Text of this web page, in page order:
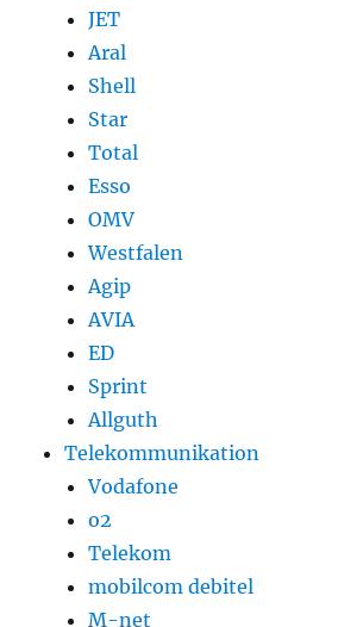
JET
Aral
Shell
Star
Total
Esso
OMV
Westfalen
Agip
AVIA
ED
Sprint
Allguth
Telekommunikation
Vodafone
o2
Telekom
mobilcom debitel
M-net